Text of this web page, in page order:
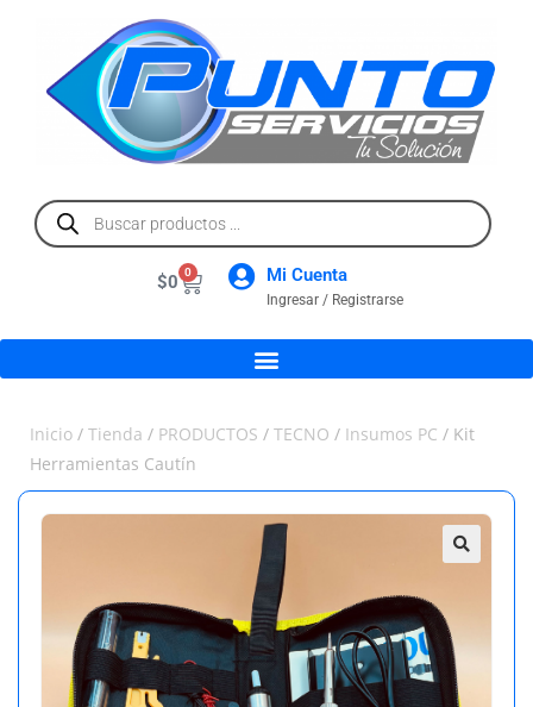
$0 0 Mi Cuenta
Ingresar / Registrarse
Inicio / Tienda / PRODUCTOS / TECNO / Insumos PC / Kit
Herramientas Cautín